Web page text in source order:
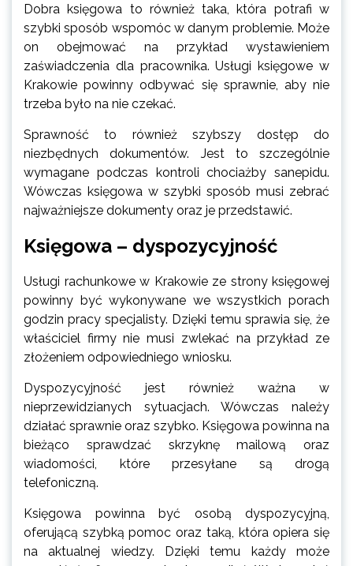
Dobra księgowa to również taka, która potrafi w
szybki sposób wspomóc w danym problemie. Może
on obejmować na przykład wystawieniem
zaświadczenia dla pracownika. Usługi księgowe w
Krakowie powinny odbywać się sprawnie, aby nie
trzeba było na nie czekać.
Sprawność to również szybszy dostęp do
niezbędnych dokumentów. Jest to szczególnie
wymagane podczas kontroli chociażby sanepidu.
Wówczas księgowa w szybki sposób musi zebrać
najważniejsze dokumenty oraz je przedstawić.
Księgowa – dyspozycyjność
Usługi rachunkowe w Krakowie ze strony księgowej
powinny być wykonywane we wszystkich porach
godzin pracy specjalisty. Dzięki temu sprawia się, że
właściciel firmy nie musi zwlekać na przykład ze
złożeniem odpowiedniego wniosku.
Dyspozycyjność jest również ważna w
nieprzewidzianych sytuacjach. Wówczas należy
działać sprawnie oraz szybko. Księgowa powinna na
bieżąco sprawdzać skrzyknę mailową oraz
wiadomości, które przesyłane są drogą
telefoniczną.
Księgowa powinna być osobą dyspozycyjną,
oferującą szybką pomoc oraz taką, która opiera się
na aktualnej wiedzy. Dzięki temu każdy może